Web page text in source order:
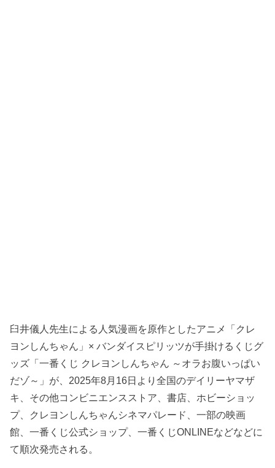
臼井儀人先生による人気漫画を原作としたアニメ「クレ
ヨンしんちゃん」× バンダイスピリッツが手掛けるくじグ
ッズ「一番くじ クレヨンしんちゃん ～オラお腹いっぱい
だゾ～」が、2025年8月16日より全国のデイリーヤマザ
キ、その他コンビニエンスストア、書店、ホビーショッ
プ、クレヨンしんちゃんシネマパレード、一部の映画
館、一番くじ公式ショップ、一番くじONLINEなどなどに
て順次発売される。